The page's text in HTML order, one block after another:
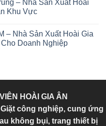
– Nhà Sản Xuất Hoài
Khu Vực
– Nhà Sản Xuất Hoài Gia
Doanh Nghiệp
HOÀI GIA ÂN
công nghiệp, cung ứng
không bụi, trang thiết bị